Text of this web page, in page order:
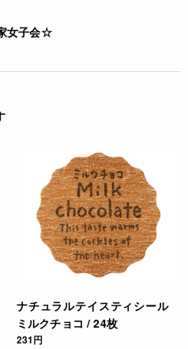
女子会☆
ナチュラルテイスティシール
ミルクチョコ / 24枚
231円